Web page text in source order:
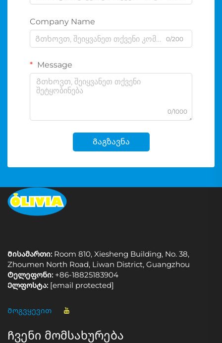
Company Name
0/200
Message
0/1000
Გაგზავნა
Მისამართი: Room 810, Xiesheng Building, No. 38,
Zhoumen North Road, Liwan District, Guangzhou
Ტელეფონი: +86-18825183904
Ელფოსტა: [email protected]
Მოგვყევით
Ჩვენი მომსახურება